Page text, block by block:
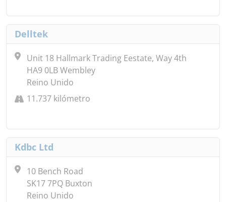
Delltek
Unit 18 Hallmark Trading Eestate, Way 4th
HA9 0LB Wembley
Reino Unido
11.737 kilómetro
Kdbc Ltd
10 Bench Road
SK17 7PQ Buxton
Reino Unido